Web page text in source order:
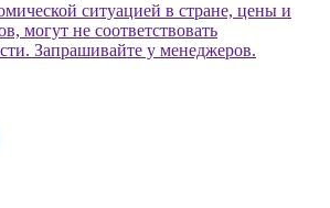
ситуацией в стране, цены и
могут не соответствовать
Запрашивайте у менеджеров.